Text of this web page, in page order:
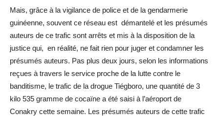
Mais, grâce à la vigilance de police et de la gendarmerie
guinéenne, souvent ce réseau est démantelé et les présumés
auteurs de ce trafic sont arrêts et mis à la disposition de la
justice qui, en réalité, ne fait rien pour juger et condamner les
présumés auteurs. Pas plus deux jours, selon les informations
reçues à travers le service proche de la lutte contre le
banditisme, le trafic de la drogue Tiégboro, une quantité de 3
kilo 535 gramme de cocaïne a été saisi à l’aéroport de
Conakry cette semaine. Les présumés auteurs de cette trafic